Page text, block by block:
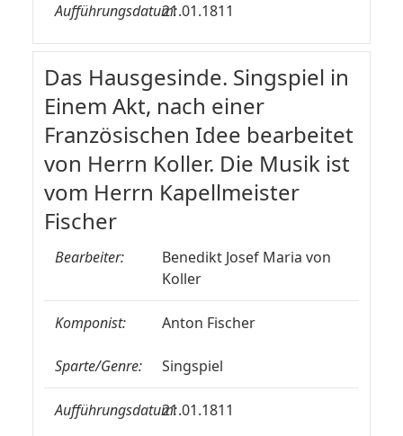
Aufführungsdatum:21.01.1811
Das Hausgesinde. Singspiel in
Einem Akt, nach einer
Französischen Idee bearbeitet
von Herrn Koller. Die Musik ist
vom Herrn Kapellmeister
Fischer
Bearbeiter:
Benedikt Josef Maria von
Koller
Komponist: Anton Fischer
Sparte/Genre: Singspiel
Aufführungsdatum:21.01.1811